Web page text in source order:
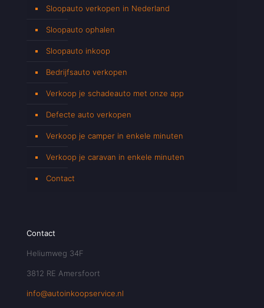
Sloopauto verkopen in Nederland
Sloopauto ophalen
Sloopauto inkoop
Bedrijfsauto verkopen
Verkoop je schadeauto met onze app
Defecte auto verkopen
Verkoop je camper in enkele minuten
Verkoop je caravan in enkele minuten
Contact
Contact
Heliumweg 34F
3812 RE Amersfoort
info@autoinkoopservice.nl